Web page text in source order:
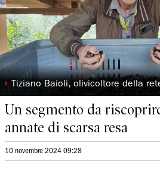
◗ Tiziano Baioli, olivicoltore della
Un segmento da
annate di scarsa resa
10 novembre 2024 09:28